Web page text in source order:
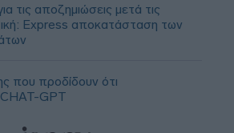
τις αποζημιώσεις μετά τις
Express αποκατάσταση των
που προδίδουν ότι
CHAT-GPT